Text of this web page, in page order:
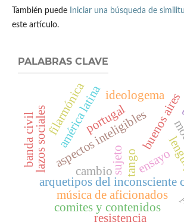
También puede Iniciar una búsqueda de
este artículo.
PALABRAS CLAVE
tango
aspectos inteligiblesbuenos aires
arquetipos del inconsciente
lazos sociales sujeto
américa latinaideologema
ensayo
banda civil
filarmónica
música de aficionados
portugal
comites y contenidos
cambio
resistencia